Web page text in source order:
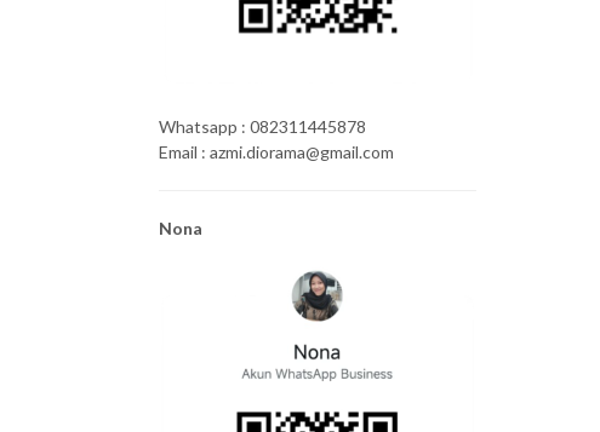
Whatsapp : 082311445878
Email : azmi.diorama@gmail.com
Nona